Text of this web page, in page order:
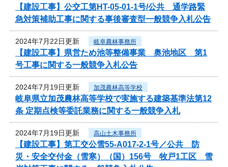
【建設工事】公交工第HT-05-01-1号/公共 通学路緊
急対策補助工事に関する事後審査型一般競争入札公告
2024年7月22日更新 岐阜農林事務所
【建設工事】県営ため池等整備事業 奥池地区 第1
号工事に関する一般競争入札公告
2024年7月19日更新 加茂農林高等学校
岐阜県立加茂農林高等学校で実施する建築基準法第12
条 定期点検等委託業務に関する一般競争入札
2024年7月19日更新 高山土木事務所
【建設工事】第工交公雪55-A017-2-1号／公共 防
災・安全交付金（雪寒）（国）156号 牧戸1工区 雪